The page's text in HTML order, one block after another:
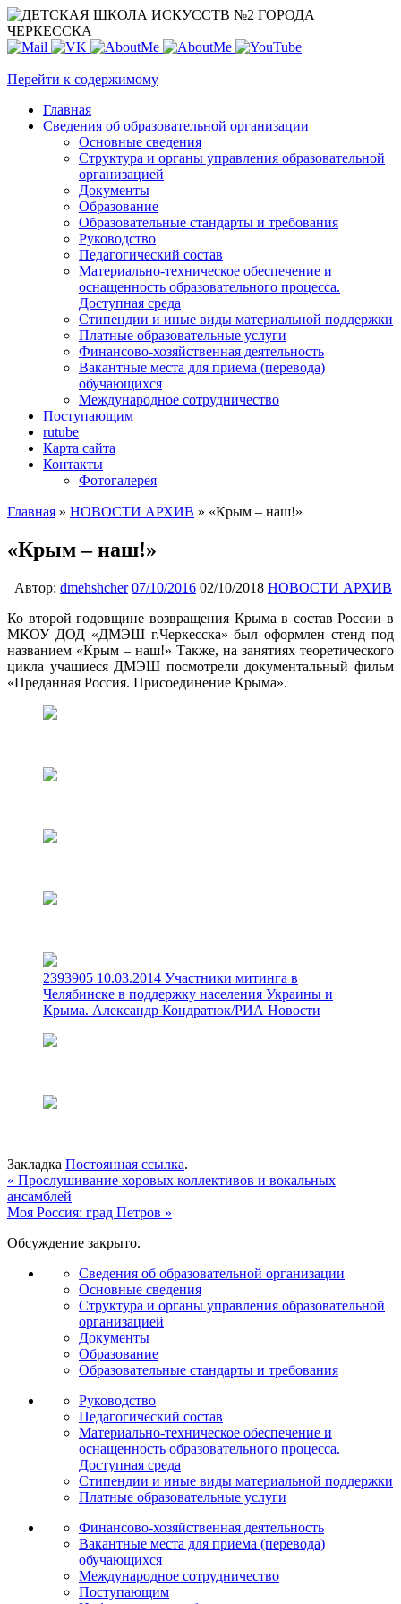
Перейти к содержимому
Главная
Сведения об образовательной организации
Основные сведения
Структура и органы управления образовательной
организацией
Документы
Образование
Образовательные стандарты и требования
Руководство
Педагогический состав
Материально-техническое обеспечение и
оснащенность образовательного процесса.
Доступная среда
Стипендии и иные виды материальной поддержки
Платные образовательные услуги
Финансово-хозяйственная деятельность
Вакантные места для приема (перевода)
обучающихся
Международное сотрудничество
Поступающим
rutube
Карта сайта
Контакты
Фотогалерея
Главная » НОВОСТИ АРХИВ » «Крым – наш!»
«Крым – наш!»
Автор: dmehshcher 07/10/2016 02/10/2018 НОВОСТИ АРХИВ
Ко второй годовщине возвращения Крыма в состав России в
МКОУ ДОД «ДМЭШ г.Черкесска» был оформлен стенд под
названием «Крым – наш!» Также, на занятиях теоретического
цикла учащиеся ДМЭШ посмотрели документальный фильм
«Преданная Россия. Присоединение Крыма».
2393905 10.03.2014 Участники митинга в
Челябинске в поддержку населения Украины и
Крыма. Александр Кондратюк/РИА Новости
Закладка Постоянная ссылка.
« Прослушивание хоровых коллективов и вокальных
ансамблей
Моя Россия: град Петров »
Обсуждение закрыто.
Сведения об образовательной организации
Основные сведения
Структура и органы управления образовательной
организацией
Документы
Образование
Образовательные стандарты и требования
Руководство
Педагогический состав
Материально-техническое обеспечение и
оснащенность образовательного процесса.
Доступная среда
Стипендии и иные виды материальной поддержки
Платные образовательные услуги
Финансово-хозяйственная деятельность
Вакантные места для приема (перевода)
обучающихся
Международное сотрудничество
Поступающим